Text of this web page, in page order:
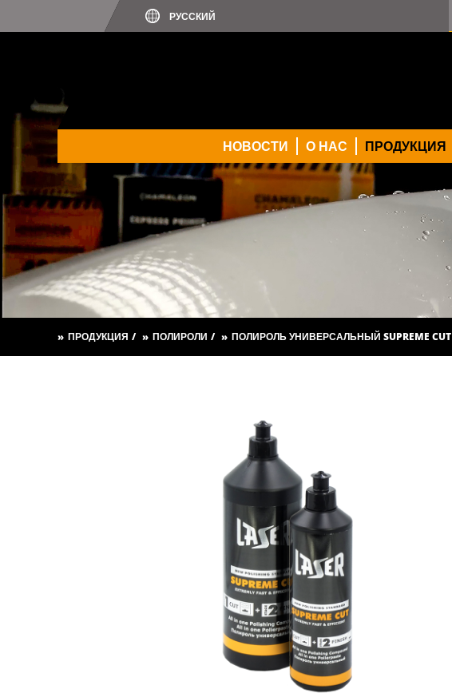
НОВОСТИ О НАС ПРОДУКЦИЯ
ПРОДУКЦИЯ ПОЛИРОЛИ ПОЛИРОЛЬ УНИВЕРСАЛЬНЫЙ SUPREME CUT